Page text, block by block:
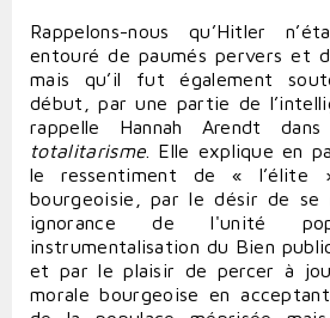
Rappelons-nous qu’Hitler
entouré de paumés pervers et
mais qu’il fut également
début, par une partie de
rappelle Hannah Arendt dans
totalitarisme . Elle explique en
le ressentiment de « l’élite
bourgeoisie, par le désir de se
ignorance de l'unité
instrumentalisation du Bien
et par le plaisir de percer à
morale bourgeoise en